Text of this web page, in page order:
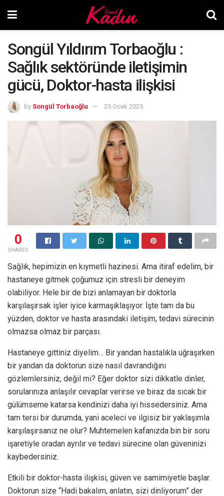
Songül Yıldırım Torbaoğlu :
Sağlık sektöründe iletişimin
gücü, Doktor-hasta ilişkisi
by Songül Torbaoğlu 25 Ocak 2025
0
SHARES
Sağlık, hepimizin en kıymetli hazinesi. Ama itiraf edelim, bir
hastaneye gitmek çoğumuz için stresli bir deneyim
olabiliyor. Hele bir de bizi anlamayan bir doktorla
karşılaşırsak işler iyice karmaşıklaşıyor. İşte tam da bu
yüzden, doktor ve hasta arasındaki iletişim, tedavi sürecinin
olmazsa olmaz bir parçası.
Hastaneye gittiniz diyelim… Bir yandan hastalıkla uğraşırken
bir yandan da doktorun size nasıl davrandığını
gözlemlersiniz, değil mi? Eğer doktor sizi dikkatle dinler,
sorularınıza anlaşılır cevaplar verirse ve biraz da sıcak bir
gülümseme katarsa kendinizi daha iyi hissedersiniz. Ama
tam tersi bir durumda, yani aceleci ve ilgisiz bir yaklaşımla
karşılaşırsanız ne olur? Muhtemelen kafanızda bin bir soru
işaretiyle oradan ayrılır ve tedavi sürecine olan güveninizi
kaybedersiniz.
Etkili bir doktor-hasta ilişkisi, güven ve samimiyetle başlar.
Doktorun size “Hadi bakalım, anlatın, sizi dinliyorum” der